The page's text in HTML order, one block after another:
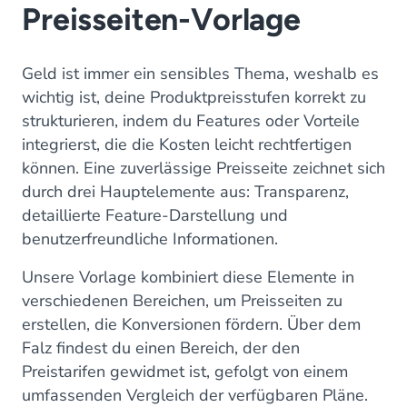
Preisseiten-Vorlage
Geld ist immer ein sensibles Thema, weshalb es
wichtig ist, deine Produktpreisstufen korrekt zu
strukturieren, indem du Features oder Vorteile
integrierst, die die Kosten leicht rechtfertigen
können. Eine zuverlässige Preisseite zeichnet sich
durch drei Hauptelemente aus: Transparenz,
detaillierte Feature-Darstellung und
benutzerfreundliche Informationen.
Unsere Vorlage kombiniert diese Elemente in
verschiedenen Bereichen, um Preisseiten zu
erstellen, die Konversionen fördern. Über dem
Falz findest du einen Bereich, der den
Preistarifen gewidmet ist, gefolgt von einem
umfassenden Vergleich der verfügbaren Pläne.